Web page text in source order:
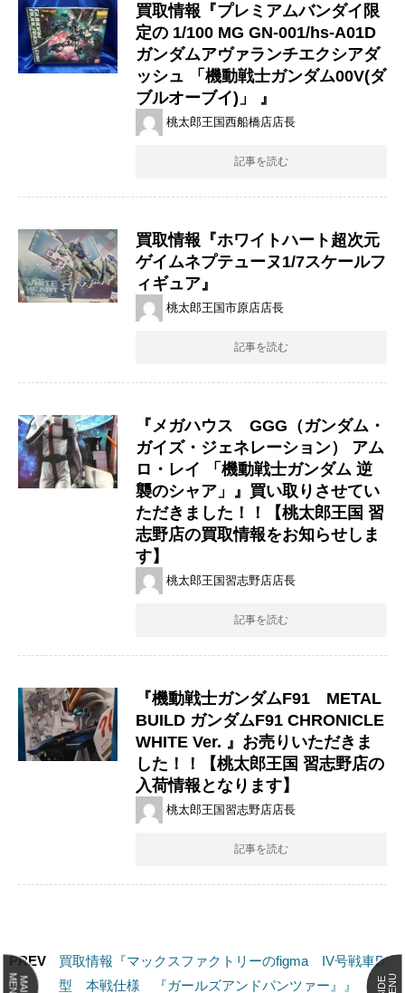
買取情報『プレミアムバンダイ限
定の 1/100 ​MG ​GN-001/hs-A01D ​
ガンダムアヴァランチエクシアダ
ッシュ ​「機動戦士ガンダム00V(ダ
ブルオーブイ)」 ​』
桃太郎王国西船橋店店長
記事を読む
買取情報『ホワイトハート超次元
ゲイムネプテューヌ1/7スケールフ
ィギュア』
桃太郎王国市原店店長
記事を読む
『メガハウス GGG（ガンダム・
ガイズ・ジェネレーション） アム
ロ・レイ 「機動戦士ガンダム 逆
襲のシャア」』買い取りさせてい
ただきました！！【桃太郎王国 習
志野店の買取情報をお知らせしま
す】
桃太郎王国習志野店店長
記事を読む
『機動戦士ガンダムF91 METAL
BUILD ​ガンダムF91 ​CHRONICLE
​WHITE ​Ver. ​』お売りいただきま
した！！【桃太郎王国 習志野店の
入荷情報となります】
桃太郎王国習志野店店長
記事を読む
PREV
買取情報『マックスファクトリーのfigma IV号戦車D
型 本戦仕様 『ガールズアンドパンツァー』』
MAIN
MENU SIDEMENU